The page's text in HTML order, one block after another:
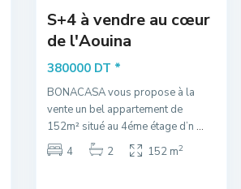
S+4 à vendre au cœur
de l'Aouina
380000 DT *
BONACASA vous propose à la
vente un bel appartement de
152m² situé au 4éme étage d’n ...
4
2 152 m2